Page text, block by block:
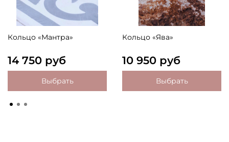
Кольцо «Мантра»
14 750 руб
Выбрать
Кольцо «Ява»
10 950 руб
Выбрать